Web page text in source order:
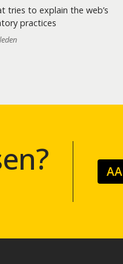
tries to explain the web’s
practices